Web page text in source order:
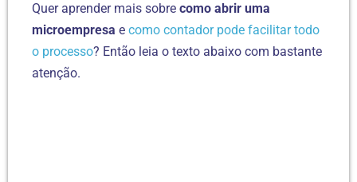
Quer aprender mais sobre como abrir uma
microempresa e como contador pode facilitar todo
o processo? Então leia o texto abaixo com bastante
atenção.